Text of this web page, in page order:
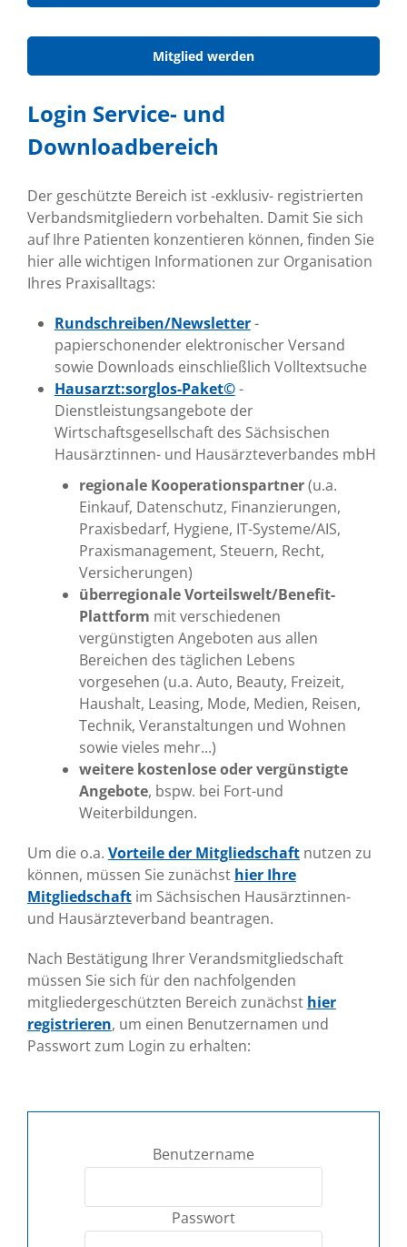
Mitglied werden
Login Service- und
Downloadbereich
Der geschützte Bereich ist -exklusiv- registrierten
Verbandsmitgliedern vorbehalten. Damit Sie sich
auf Ihre Patienten konzentieren können, finden Sie
hier alle wichtigen Informationen zur Organisation
Ihres Praxisalltags:
Rundschreiben/Newsletter-
papierschonender elektronischer Versand
sowie Downloads einschließlich Volltextsuche
Hausarzt:sorglos-Paket©-
Dienstleistungsangebote der
Wirtschaftsgesellschaft des Sächsischen
Hausärztinnen- und Hausärzteverbandes mbH
regionale Kooperationspartner(u.a.
Einkauf, Datenschutz, Finanzierungen,
Praxisbedarf, Hygiene, IT-Systeme/AIS,
Praxismanagement, Steuern, Recht,
Versicherungen)
überregionale Vorteilswelt/Benefit-
Plattform mit verschiedenen
vergünstigten Angeboten aus allen
Bereichen des täglichen Lebens
vorgesehen (u.a. Auto, Beauty, Freizeit,
Haushalt, Leasing, Mode, Medien, Reisen,
Technik, Veranstaltungen und Wohnen
sowie vieles mehr...)
weitere kostenlose oder vergünstigte
Angebote, bspw. bei Fort-und
Weiterbildungen.
Um die o.a. Vorteile der Mitgliedschaftnutzen zu
können, müssen Sie zunächst hier Ihre
Mitgliedschaftim Sächsischen Hausärztinnen-
und Hausärzteverband beantragen.
Nach Bestätigung Ihrer Verandsmitgliedschaft
müssen Sie sich für den nachfolgenden
mitgliedergeschützten Bereich zunächst hier
registrieren, um einen Benutzernamen und
Passwort zum Login zu erhalten:
Benutzername
Passwort